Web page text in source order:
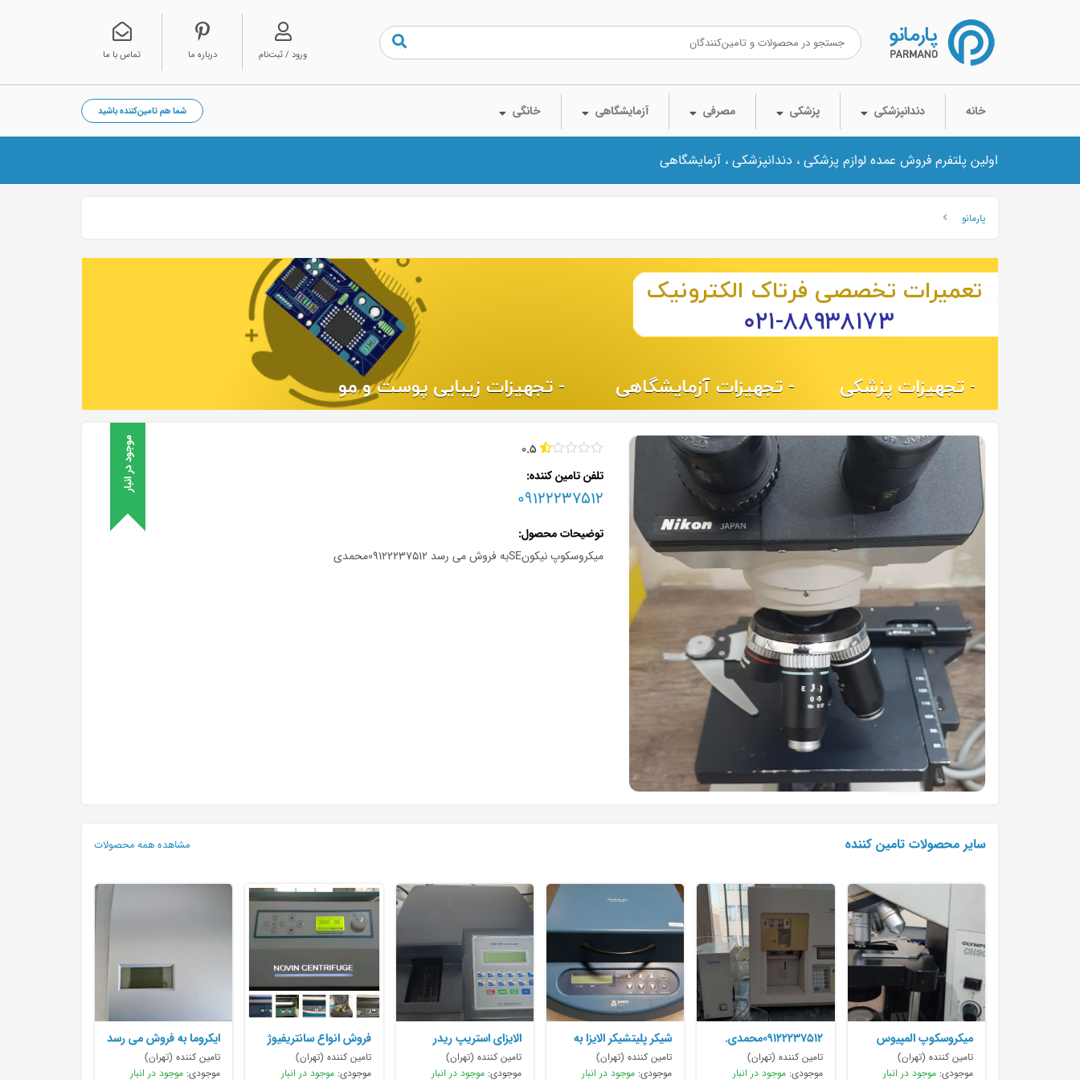
تماس با ما درباره ما ورود / ثبت‌نام
خانه دندانپزشکی پزشکی مصرفی آزمایشگاهی خانگی شما هم تامین‌کننده باشید
اولین پلتفرم فروش عمده لوازم پزشکی ، دندانپزشکی ، آزمایشگاهی
پارمانو
0.5 موجود در انبار تلفن تامین کننده
09122237512
توضیحات محصول
میکروسکوپ نیکونSEبه فروش می رسد ۰۹۱۲۲۲۳۷۵۱۲محمدی
سایر محصولات تامین کننده مشاهده همه محصولات
میکروسکوپ المپیوس
CH30 به فروش می
تامین کننده (تهران)
موجودی: موجود در انبار
۰۹۱۲۲۲۳۷۵۱۲محمدی.
سل کانتر
سیسمکسk۱۰۰۰وK800
تامین کننده (تهران)
موجودی:موجود در انبار
شیکر پلیتشیکر الایزا به
فروش می
تامین کننده (تهران)
موجودی: موجود در انبار
الایزای استریپ ریدر
STRIP 503با نصب
تامین کننده (تهران)
موجودی: موجود در انبار
فروش انواع سانتریفیوژ
تامین کننده (تهران)
موجودی:موجود در انبار
ایکروما به فروش می رسد
09122237512
تامین کننده (تهران)
موجودی: موجود در انبار